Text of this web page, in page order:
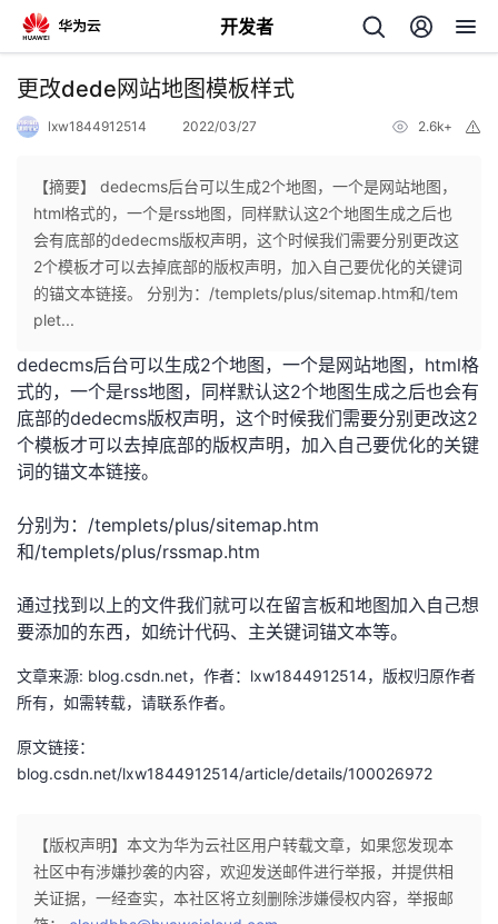
开发者
返
个
人
主
页
我
的
开
发
者
的
博
客
我
的
论
我
的
子
我
直
播
的
活
我
的
我
更改dede网站地图模板样式
lxw1844912514 2022/03/27 2.6k+
【摘要】 dedecms后台可以生成2个地图，一个是网站地图，
html格式的，一个是rss地图，同样默认这2个地图生成之后也
会有底部的dedecms版权声明，这个时候我们需要分别更改这
2个模板才可以去掉底部的版权声明，加入自己要优化的关键词
的锚文本链接。 分别为：/templets/plus/sitemap.htm和/tem
plet...
dedecms后台可以生成2个地图，一个是网站地图，html格
式的，一个是rss地图，同样默认这2个地图生成之后也会有
底部的dedecms版权声明，这个时候我们需要分别更改这2
个模板才可以去掉底部的版权声明，加入自己要优化的关键
词的锚文本链接。
分别为：/templets/plus/sitemap.htm
和/templets/plus/rssmap.htm
通过找到以上的文件我们就可以在留言板和地图加入自己想
要添加的东西，如统计代码、主关键词锚文本等。
文章来源: blog.csdn.net，作者：lxw1844912514，版权归原作者
所有，如需转载，请联系作者。
原文链接：
blog.csdn.net/lxw1844912514/article/details/100026972
【版权声明】本文为华为云社区用户转载文章，如果您发现本
社区中有涉嫌抄袭的内容，欢迎发送邮件进行举报，并提供相
关证据，一经查实，本社区将立刻删除涉嫌侵权内容，举报邮